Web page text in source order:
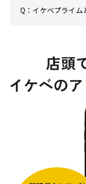
Q：イケベプライム